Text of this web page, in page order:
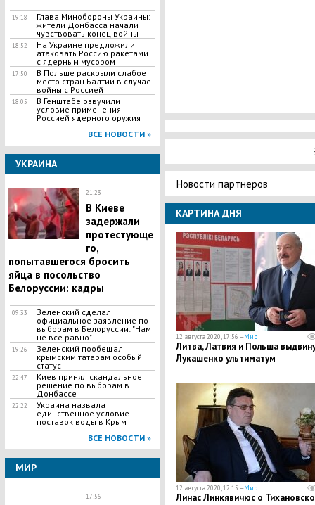
19:18
Глава Минобороны Украины:
жители Донбасса начали
чувствовать конец войны
18:52
На Украине предложили
атаковать Россию ракетами
с ядерным мусором
17:50
В Польше раскрыли слабое
место стран Балтии в случае
войны с Россией
18:05
В Генштабе озвучили
условие применения
Россией ядерного оружия
ВСЕ НОВОСТИ »
УКРАИНА
21:23
​В Киеве
задержали
протестующе
го,
попытавшегося бросить
яйца в посольство
Белоруссии: кадры
09:33
Зеленский сделал
официальное заявление по
выборам в Белоруссии: "Нам
не все равно"
19:26
Зеленский пообещал
крымским татарам особый
статус
22:47
Киев принял скандальное
решение по выборам в
Донбассе
22:22
Украина назвала
единственное условие
поставок воды в Крым
ВСЕ НОВОСТИ »
МИР
17:56
Новости партнеров
КАРТИНА ДНЯ
12 августа 2020, 17:56 —Мир
Литва, Латвия и Польша
Лукашенко ультиматум
12 августа 2020, 12:15 —Мир
Линас Линкявичюс о